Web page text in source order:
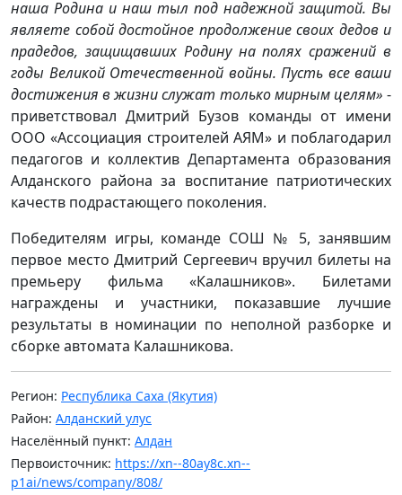
наша Родина и наш тыл под надежной защитой. Вы
являете собой достойное продолжение своих дедов и
прадедов, защищавших Родину на полях сражений в
годы Великой Отечественной войны. Пусть все ваши
достижения в жизни служат только мирным целям» -
приветствовал Дмитрий Бузов команды от имени
ООО «Ассоциация строителей АЯМ» и поблагодарил
педагогов и коллектив Департамента образования
Алданского района за воспитание патриотических
качеств подрастающего поколения.
Победителям игры, команде СОШ № 5, занявшим
первое место Дмитрий Сергеевич вручил билеты на
премьеру фильма «Калашников». Билетами
награждены и участники, показавшие лучшие
результаты в номинации по неполной разборке и
сборке автомата Калашникова.
Регион: Республика Саха (Якутия)
Район: Алданский улус
Населённый пункт: Алдан
Первоисточник: https://xn--80ay8c.xn--
p1ai/news/company/808/